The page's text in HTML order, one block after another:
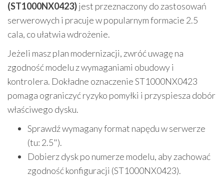
(ST1000NX0423)jest przeznaczony do zastosowań
serwerowych i pracuje w popularnym formacie 2.5
cala, co ułatwia wdrożenie.
Jeżeli masz plan modernizacji, zwróć uwagę na
zgodność modelu z wymaganiami obudowy i
kontrolera. Dokładne oznaczenie ST1000NX0423
pomaga ograniczyć ryzyko pomyłki i przyspiesza dobór
właściwego dysku.
Sprawdź wymagany format napędu w serwerze
(tu: 2.5").
Dobierz dysk po numerze modelu, aby zachować
zgodność konfiguracji (ST1000NX0423).